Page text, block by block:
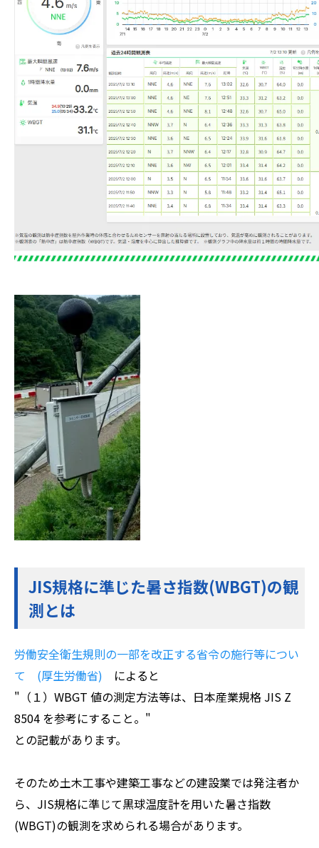
JIS規格に準じた暑さ指数(WBGT)の観
測とは
労働安全衛生規則の一部を改正する省令の施行等につい
て (厚生労働省) によると
"（１）WBGT 値の測定方法等は、日本産業規格 JIS Z
8504 を参考にすること。"
との記載があります。
そのため土木工事や建築工事などの建設業では発注者か
ら、JIS規格に準じて黒球温度計を用いた暑さ指数
(WBGT)の観測を求められる場合があります。